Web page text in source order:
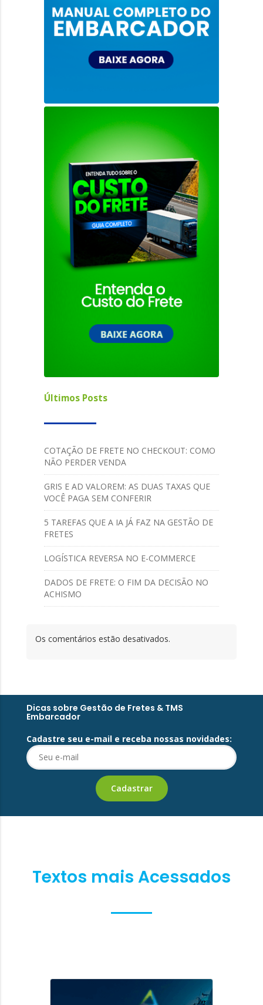
Últimos Posts
COTAÇÃO DE FRETE NO CHECKOUT: COMO
NÃO PERDER VENDA
GRIS E AD VALOREM: AS DUAS TAXAS QUE
VOCÊ PAGA SEM CONFERIR
5 TAREFAS QUE A IA JÁ FAZ NA GESTÃO DE
FRETES
LOGÍSTICA REVERSA NO E-COMMERCE
DADOS DE FRETE: O FIM DA DECISÃO NO
ACHISMO
Os comentários estão desativados.
Dicas sobre Gestão de Fretes & TMS
Embarcador
Cadastre seu e-mail e receba nossas novidades:
Textos mais Acessados